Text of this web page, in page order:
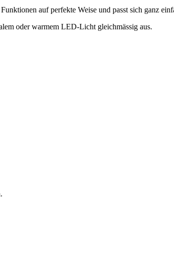
auf perfekte Weise und passt sich ganz
oder warmem LED-Licht gleichmässig aus.